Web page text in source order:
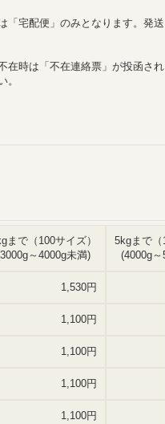
「宅配便」のみとなります。発送
在時は「不在連絡票」が投函され
。